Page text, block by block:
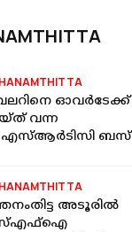
ഓവർടേക്ക്
വന്ന
ബസ്
അടൂരില്‍